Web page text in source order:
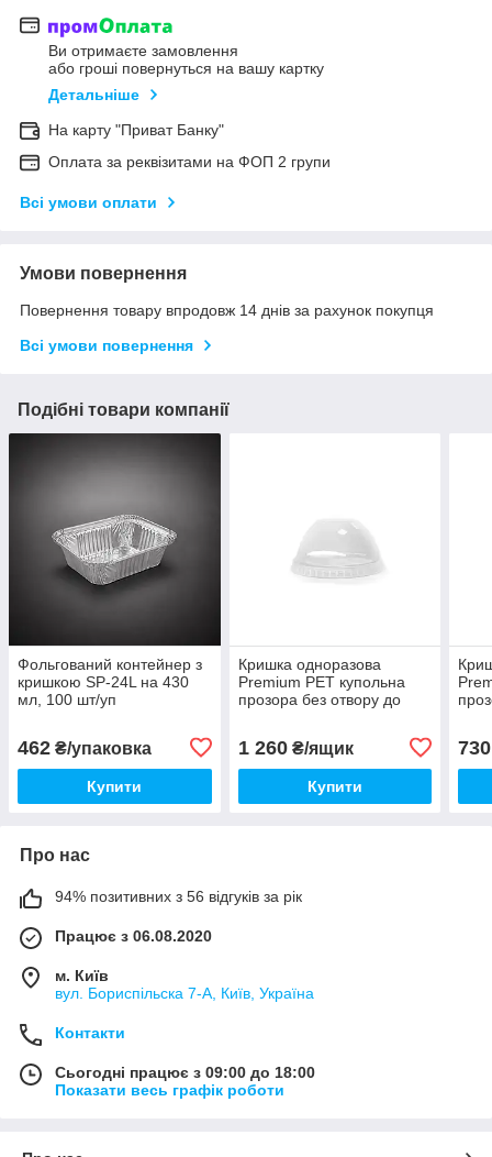
Ви отримаєте замовлення
або гроші повернуться на вашу картку
Детальніше
На карту "Приват Банку"
Оплата за реквізитами на ФОП 2 групи
Всі умови оплати
Умови повернення
Повернення товару впродовж 14 днів за рахунок покупця
Всі умови повернення
Подібні товари компанії
Фольгований контейнер з
кришкою SP-24L на 430
мл, 100 шт/уп
462 ₴/упаковка
Купити
Кришка одноразова
Premium РЕТ купольна
прозора без отвору до
1 260₴/ящик
Купити
730
Про нас
94% позитивних з 56 відгуків за рік
Працює з 06.08.2020
м. Київ
вул. Бориспільска 7-А, Київ, Україна
Контакти
Сьогодні працює з 09:00 до 18:00
Показати весь графік роботи